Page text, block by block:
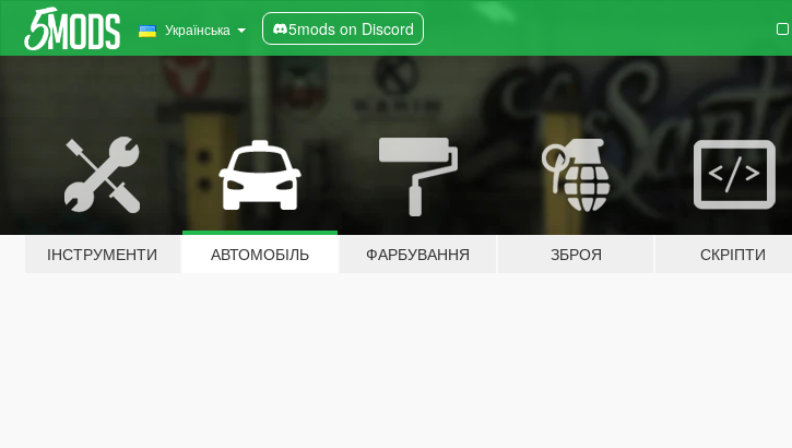
Українська 5mods on Discord
ІНСТРУМЕНТИ АВТОМОБІЛЬ ФАРБУВАННЯ ЗБРОЯ СКРІПТИ